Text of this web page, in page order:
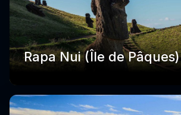
Rapa Nui (Île de Pâques)